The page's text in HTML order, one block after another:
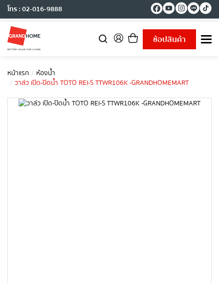
โทร : 02-016-9888
ช้อปสินค้า
T
n
หน้าแรก
ห้องน้ำ
วาล์ว เปิด-ปิดน้ำ TOTO REI-S TTWR106K -GRANDHOMEMART